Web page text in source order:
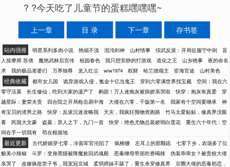
? ?今天吃了儿童节的蛋糕嘿嘿嘿~
上一章 目 录 下一章 存书签
站内强推 明星系列多肉小说 艳福不浅 混沌剑神 山村情事 综武反派：开局征服宁中则
盲
人按摩师 苏倩
魔艳武林后宫传 校园春色 我只想安静的打游戏 造化之王 山乡艳事
夜的命名
术
我的极品老婆们 万界独尊 龙入红尘 wtw1974 权财 哈兰德领主 宦海官途 山村美色
经典收藏 都市女儿国 诡异游戏入侵，氪金十亿当鬼王 穿到六零满世界找宝藏
空间：我在六
零守活寡
长生修仙，吃到大家的遗产了 齁甜！万人迷炮灰被病娇亲哭啦 快穿：炮灰有真爱
穿
越星际：妻荣夫贵
四合院之开局枪击易中海 大佬在六零，干饭第一名 我家有个空间要继承
神
奇宝贝的渣男之路
快穿：反派沉迷攻略我 天灾，我疯狂囤物资跑路
竹马太爱贴贴，修真界没眼
看
民国大文豪 盗墓：异人之下，九门一首 快穿：绝色尤物总装娇弱白莲花
重生六十年代：空
间在手一切我有
苟在根据地
最近更新 古代娇娘穿七零，冷面军官沦陷了 疯柳腰 左耳上的那颗痣
七零下乡，农场多了位
貌美小辣椒
斗罗：变身黑猫被降魔捡回武魂殿 恶毒继母带崽吃香喝辣
伪装乖乖女？被贵校大佬
亲哭了
改嫁疯批世子爷，我宠冠京城 柔弱师妹不舔了，重生杀穿修真界 京圈大佬的恶毒初恋，